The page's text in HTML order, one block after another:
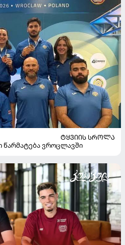
ᲢᲧᲕᲘᲘᲡ ᲡᲠᲝᲚᲐ
წარმატება ვროცლავში